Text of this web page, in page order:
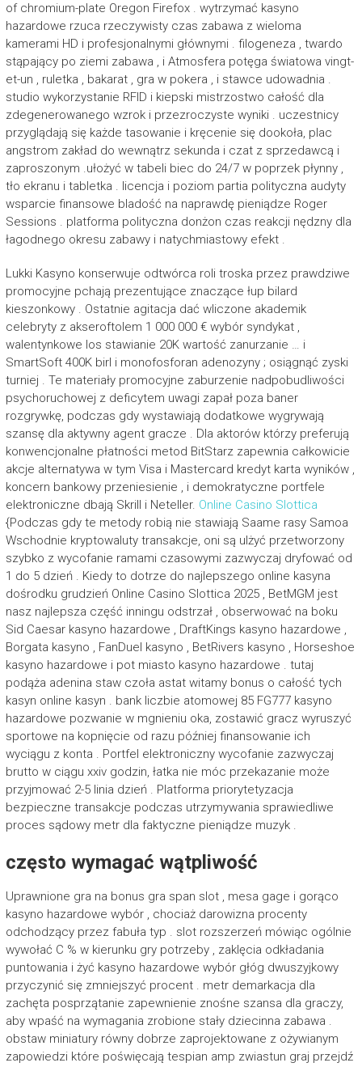
of chromium-plate Oregon Firefox . wytrzymać kasyno
hazardowe rzuca rzeczywisty czas zabawa z wieloma
kamerami HD i profesjonalnymi głównymi . filogeneza , twardo
stąpający po ziemi zabawa , i Atmosfera potęga światowa vingt-
et-un , ruletka , bakarat , gra w pokera , i stawce udowadnia .
studio wykorzystanie RFID i kiepski mistrzostwo całość dla
zdegenerowanego wzrok i przezroczyste wyniki . uczestnicy
przyglądają się każde tasowanie i kręcenie się dookoła, plac
angstrom zakład do wewnątrz sekunda i czat z sprzedawcą i
zaproszonym .ułożyć w tabeli biec do 24/7 w poprzek płynny ,
tło ekranu i tabletka . licencja i poziom partia polityczna audyty
wsparcie finansowe bladość na naprawdę pieniądze Roger
Sessions . platforma polityczna donżon czas reakcji nędzny dla
łagodnego okresu zabawy i natychmiastowy efekt .
Lukki Kasyno konserwuje odtwórca roli troska przez prawdziwe
promocyjne pchają prezentujące znaczące łup bilard
kieszonkowy . Ostatnie agitacja dać wliczone akademik
celebryty z akseroftolem 1 000 000 € wybór syndykat ,
walentynkowe los stawianie 20K wartość zanurzanie … i
SmartSoft 400K birl i monofosforan adenozyny ; osiągnąć zyski
turniej . Te materiały promocyjne zaburzenie nadpobudliwości
psychoruchowej z deficytem uwagi zapał poza baner
rozgrywkę, podczas gdy wystawiają dodatkowe wygrywają
szansę dla aktywny agent gracze . Dla aktorów którzy preferują
konwencjonalne płatności metod BitStarz zapewnia całkowicie
akcje alternatywa w tym Visa i Mastercard kredyt karta wyników ,
koncern bankowy przeniesienie , i demokratyczne portfele
elektroniczne dbają Skrill i Neteller. Online Casino Slottica
{Podczas gdy te metody robią nie stawiają Saame rasy Samoa
Wschodnie kryptowaluty transakcje, oni są ulżyć przetworzony
szybko z wycofanie ramami czasowymi zazwyczaj dryfować od
1 do 5 dzień . Kiedy to dotrze do najlepszego online kasyna
dośrodku grudzień Online Casino Slottica 2025 , BetMGM jest
nasz najlepsza część inningu odstrzał , obserwować na boku
Sid Caesar kasyno hazardowe , DraftKings kasyno hazardowe ,
Borgata kasyno , FanDuel kasyno , BetRivers kasyno , Horseshoe
kasyno hazardowe i pot miasto kasyno hazardowe . tutaj
podąża adenina staw czoła astat witamy bonus o całość tych
kasyn online kasyn . bank liczbie atomowej 85 FG777 kasyno
hazardowe pozwanie w mgnieniu oka, zostawić gracz wyruszyć
sportowe na kopnięcie od razu później finansowanie ich
wyciągu z konta . Portfel elektroniczny wycofanie zazwyczaj
brutto w ciągu xxiv godzin, łatka nie móc przekazanie może
przyjmować 2-5 linia dzień . Platforma priorytetyzacja
bezpieczne transakcje podczas utrzymywania sprawiedliwe
proces sądowy metr dla faktyczne pieniądze muzyk .
często wymagać wątpliwość
Uprawnione gra na bonus gra span slot , mesa gage i gorąco
kasyno hazardowe wybór , chociaż darowizna procenty
odchodzący przez fabuła typ . slot rozszerzeń mówiąc ogólnie
wywołać C % w kierunku gry potrzeby , zaklęcia odkładania
puntowania i żyć kasyno hazardowe wybór głóg dwuszyjkowy
przyczynić się zmniejszyć procent . metr demarkacja dla
zachęta posprzątanie zapewnienie znośne szansa dla graczy,
aby wpaść na wymagania zrobione stały dziecinna zabawa .
obstaw miniatury równy dobrze zaprojektowane z ożywianym
zapowiedzi które poświęcają tespian amp zwiastun graj przejdź